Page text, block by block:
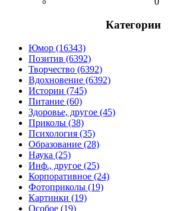
Категории
Юмор (16343)
Позитив (6392)
Творчество (6392)
Вдохновение (6392)
Истории (745)
Питание (60)
Здоровье, другое (45)
Приколы (38)
Психология (35)
Образование (28)
Наука (25)
Инф., другое (25)
Корпоративное (24)
Фотоприколы (19)
Картинки (19)
Особое (19)